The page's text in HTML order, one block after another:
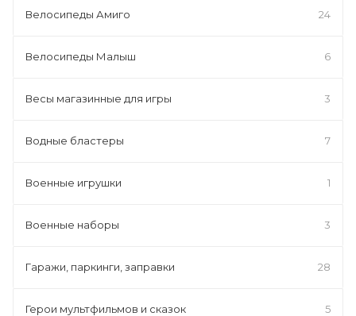
Велосипеды Амиго 24
Велосипеды Малыш 6
Весы магазинные для игры 3
Водные бластеры 7
Военные игрушки 1
Военные наборы 3
Гаражи, паркинги, заправки 28
Герои мультфильмов и сказок 5